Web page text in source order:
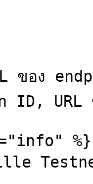
ของ
ID, URL
%}